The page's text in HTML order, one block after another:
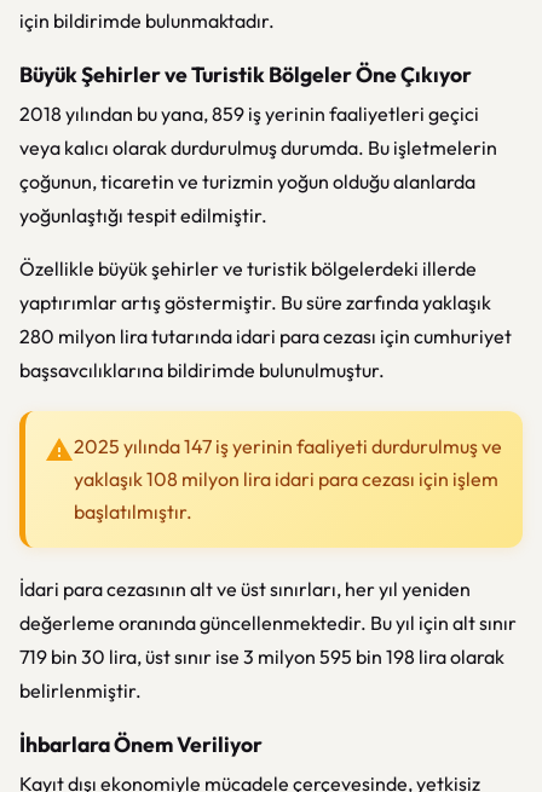
için bildirimde bulunmaktadır.
Büyük Şehirler ve Turistik Bölgeler Öne Çıkıyor
2018 yılından bu yana, 859 iş yerinin faaliyetleri geçici
veya kalıcı olarak durdurulmuş durumda. Bu işletmelerin
çoğunun, ticaretin ve turizmin yoğun olduğu alanlarda
yoğunlaştığı tespit edilmiştir.
Özellikle büyük şehirler ve turistik bölgelerdeki illerde
yaptırımlar artış göstermiştir. Bu süre zarfında yaklaşık
280 milyon lira tutarında idari para cezası için cumhuriyet
başsavcılıklarına bildirimde bulunulmuştur.
2025 yılında 147 iş yerinin faaliyeti durdurulmuş ve
yaklaşık 108 milyon lira idari para cezası için işlem
başlatılmıştır.
İdari para cezasının alt ve üst sınırları, her yıl yeniden
değerleme oranında güncellenmektedir. Bu yıl için alt sınır
719 bin 30 lira, üst sınır ise 3 milyon 595 bin 198 lira olarak
belirlenmiştir.
İhbarlara Önem Veriliyor
Kayıt dışı ekonomiyle mücadele çerçevesinde, yetkisiz